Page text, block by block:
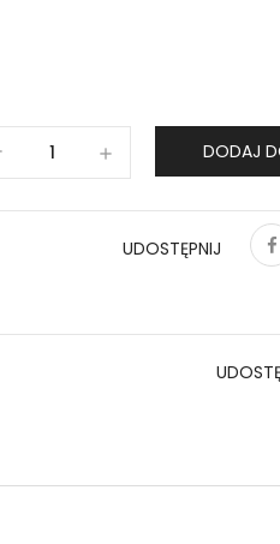
DODAJ
UDOSTĘPNIJ